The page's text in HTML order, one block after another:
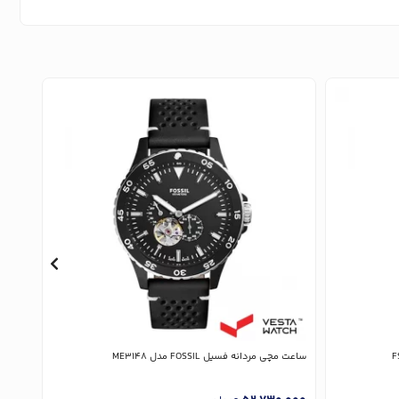
ساعت مچی مردانه فسیل FOSSIL مدل ME3148